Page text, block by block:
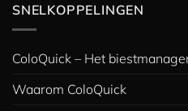
SNELKOPPELINGEN
ColoQuick – Het
Waarom ColoQuick